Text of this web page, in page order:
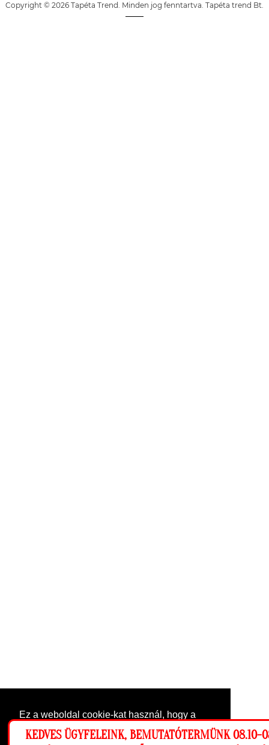
Ez a weboldal cookie-kat használ, hogy a
lehető legjobb élményt nyújtsa honlapunkon.
Copyright © 2026 Tapéta Trend. Minden jog fenntartva. Tapéta trend Bt.
KEDVES ÜGYFELEINK, BEMUTATÓTERMÜNK 08.10-